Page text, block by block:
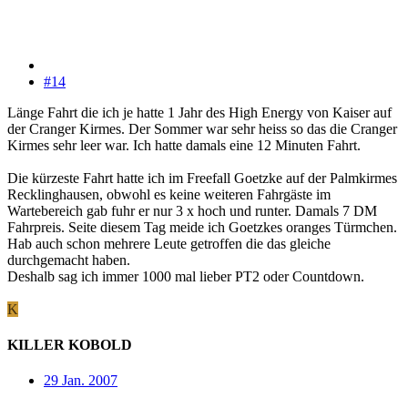
#14
Länge Fahrt die ich je hatte 1 Jahr des High Energy von Kaiser auf
der Cranger Kirmes. Der Sommer war sehr heiss so das die Cranger
Kirmes sehr leer war. Ich hatte damals eine 12 Minuten Fahrt.
Die kürzeste Fahrt hatte ich im Freefall Goetzke auf der Palmkirmes
Recklinghausen, obwohl es keine weiteren Fahrgäste im
Wartebereich gab fuhr er nur 3 x hoch und runter. Damals 7 DM
Fahrpreis. Seite diesem Tag meide ich Goetzkes oranges Türmchen.
Hab auch schon mehrere Leute getroffen die das gleiche
durchgemacht haben.
Deshalb sag ich immer 1000 mal lieber PT2 oder Countdown.
K
KILLER KOBOLD
29 Jan. 2007